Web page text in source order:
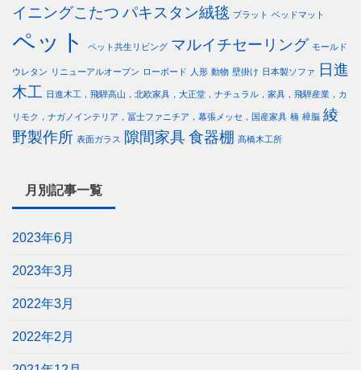
イニングこたつ パキスタン絨毯 プラット ベッドマット
ペット ペット共生リビング マルイチセーリング モールド
ウレタン リニューアルオープン ローボード 人形 動物 壁掛け 日本製ソファ
日進
木工 日進木工，飛騨高山，北欧家具，大正堂，ナチュラル，家具，飛騨産業，カ
リモク，ナガノインテリア，冨士ファニチア，幕張メッセ，国産家具 楠 樟脳 綾
野製作所 表面ガラス 隙間家具食器棚 髙橋木工所
月別記事一覧
2023年6月
2023年3月
2022年3月
2022年2月